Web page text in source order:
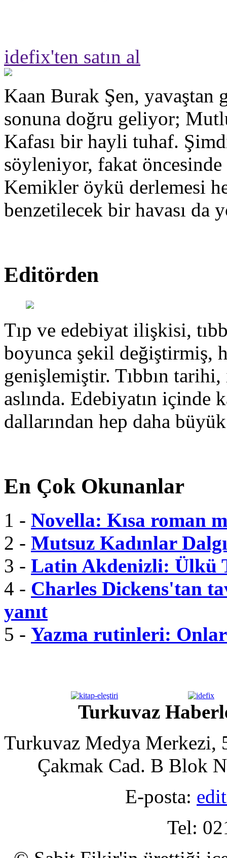
idefix'ten satın al
Kaan Burak Şen, yavaştan
sonuna doğru geliyor;
Kafası bir hayli tuhaf.
söyleniyor, fakat
Kemikler öykü derlemesi
benzetilecek bir havası da
Editörden
Tıp ve edebiyat ilişkisi,
boyunca şekil değiştirmiş,
genişlemiştir. Tıbbın
aslında. Edebiyatın içinde
dallarından hep daha
En Çok Okunanlar
1 - Novella: Kısa roman
2 - Mutsuz Kadınlar
3 - Latin Akdenizli: Ülkü
4 - Charles Dickens'tan
yanıt
5 - Yazma rutinleri: Onlar
Turkuvaz
Turkuvaz Medya Merkezi,
Çakmak Cad. B Blok
E-posta:
Tel: